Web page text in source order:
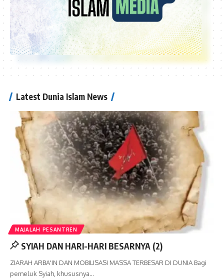
Latest Dunia Islam News
MAJALAH PESANTREN
SYIAH DAN HARI-HARI BESARNYA (2)
ZIARAH ARBA'IN DAN MOBILISASI MASSA TERBESAR DI DUNIA Bagi
pemeluk Syiah, khususnya…